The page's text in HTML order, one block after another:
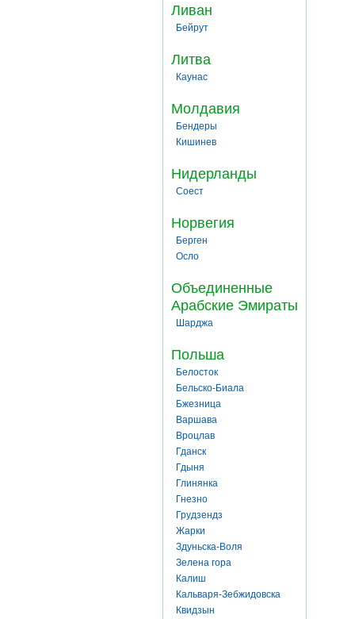
Ливан
Бейрут
Литва
Каунас
Молдавия
Бендеры
Кишинев
Нидерланды
Соест
Норвегия
Берген
Осло
Объединенные
Арабские Эмираты
Шарджа
Польша
Белосток
Бельско-Биала
Бжезница
Варшава
Вроцлав
Гданск
Гдыня
Глинянка
Гнезно
Грудзендз
Жарки
Здуньска-Воля
Зелена гора
Калиш
Кальваря-Зебжидовска
Квидзын